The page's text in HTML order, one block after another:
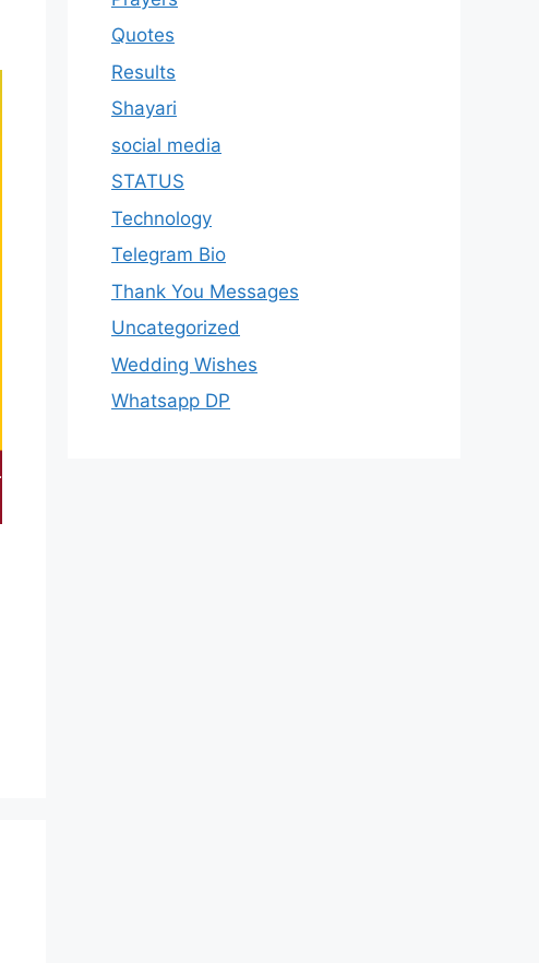
Quotes
Results
Shayari
social media
STATUS
Technology
Telegram Bio
Thank You Messages
Uncategorized
Wedding Wishes
Whatsapp DP